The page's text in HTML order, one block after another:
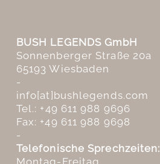
BUSH LEGENDS GmbH
Sonnenberger Straße 20a
65193 Wiesbaden
-
info[at]bushlegends.com
Tel.: +49 611 988 9696
Fax: +49 611 988 9698
-
Telefonische Sprechzeiten:
Montag-Freitag